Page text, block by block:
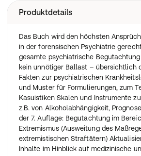
Produktdetails
Das Buch wird den höchsten
in der forensischen Psychiatrie
gesamte psychiatrische Begutachtung
kein unnötiger Ballast – übersichtlich
Fakten zur psychiatrischen
und Muster für Formulierungen, zum
Kasuistiken Skalen und Instrumente
z.B. von Alkoholabhängigkeit,
der 7. Auflage: Begutachtung im
Extremismus (Ausweitung des
extremistischen Straftätern)
Inhalte im Hinblick auf medizinische